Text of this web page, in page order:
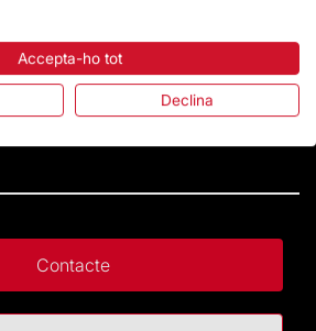
Contacte
Accepta-ho tot
Declina